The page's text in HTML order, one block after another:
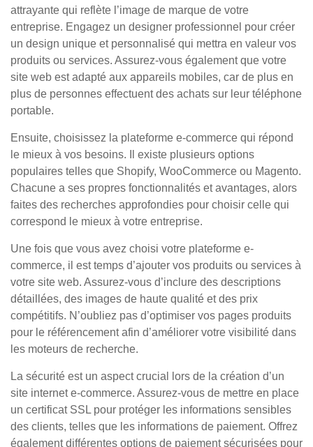
attrayante qui reflète l’image de marque de votre
entreprise. Engagez un designer professionnel pour créer
un design unique et personnalisé qui mettra en valeur vos
produits ou services. Assurez-vous également que votre
site web est adapté aux appareils mobiles, car de plus en
plus de personnes effectuent des achats sur leur téléphone
portable.
Ensuite, choisissez la plateforme e-commerce qui répond
le mieux à vos besoins. Il existe plusieurs options
populaires telles que Shopify, WooCommerce ou Magento.
Chacune a ses propres fonctionnalités et avantages, alors
faites des recherches approfondies pour choisir celle qui
correspond le mieux à votre entreprise.
Une fois que vous avez choisi votre plateforme e-
commerce, il est temps d’ajouter vos produits ou services à
votre site web. Assurez-vous d’inclure des descriptions
détaillées, des images de haute qualité et des prix
compétitifs. N’oubliez pas d’optimiser vos pages produits
pour le référencement afin d’améliorer votre visibilité dans
les moteurs de recherche.
La sécurité est un aspect crucial lors de la création d’un
site internet e-commerce. Assurez-vous de mettre en place
un certificat SSL pour protéger les informations sensibles
des clients, telles que les informations de paiement. Offrez
également différentes options de paiement sécurisées pour